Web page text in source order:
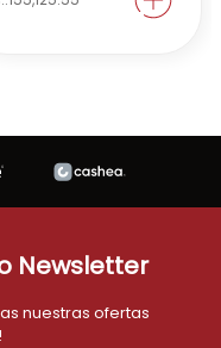
Newsletter
nuestras ofertas